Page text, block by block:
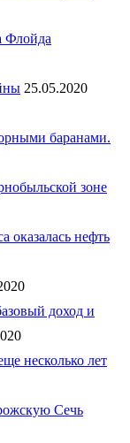
Флойда
25.05.2020
баранами.
зоне
оказалась нефть
доход и
несколько лет
Сечь